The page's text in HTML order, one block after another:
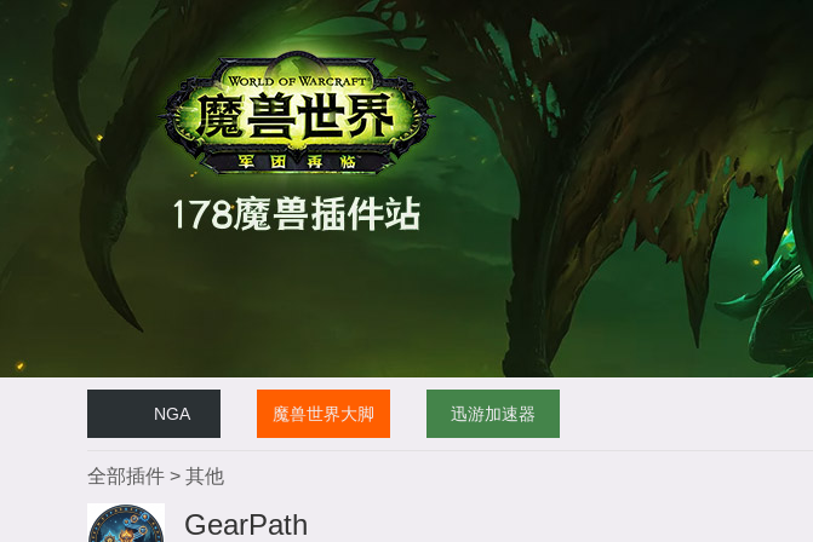
NGA 魔兽世界大脚 迅游加速器
全部插件 > 其他
GearPath